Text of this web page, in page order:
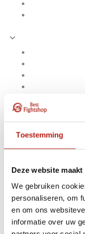
Toestemming
Deze website
We gebruiken
personaliseren, om
en om ons
informatie over uw
Apply filters